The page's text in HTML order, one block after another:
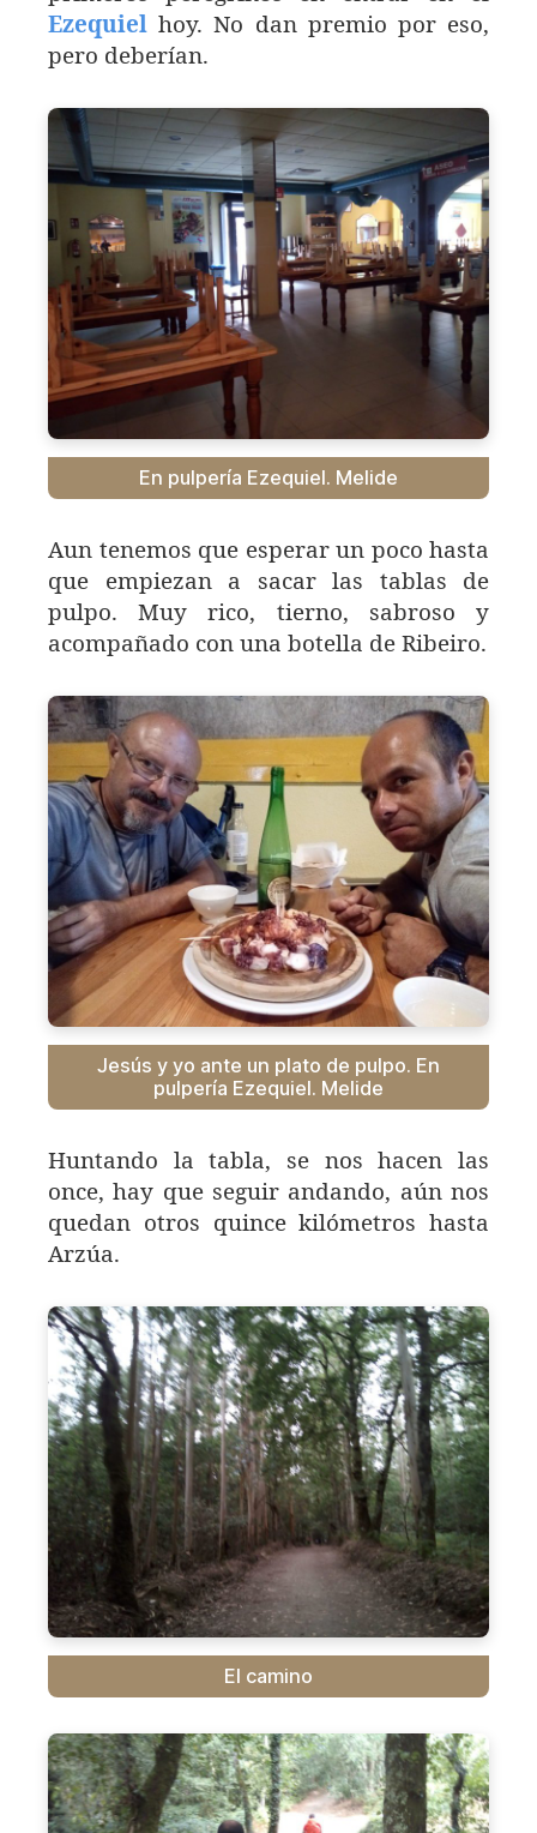
Ezequiel hoy. No dan premio por eso,
pero deberían.
En pulpería Ezequiel. Melide
Aun tenemos que esperar un poco hasta
que empiezan a sacar las tablas de
pulpo. Muy rico, tierno, sabroso y
acompañado con una botella de Ribeiro.
Jesús y yo ante un plato de pulpo. En
pulpería Ezequiel. Melide
Huntando la tabla, se nos hacen las
once, hay que seguir andando, aún nos
quedan otros quince kilómetros hasta
Arzúa.
El camino